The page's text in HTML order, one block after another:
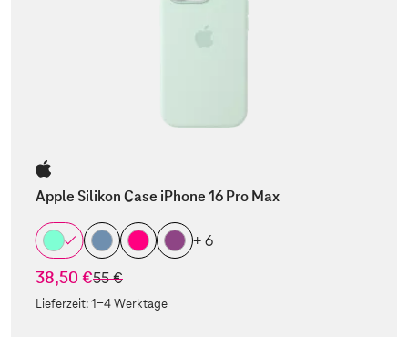
Apple Silikon Case iPhone 16 Pro Max
+ 6
38,50 €statt
55 €
Lieferzeit:1-4 Werktage